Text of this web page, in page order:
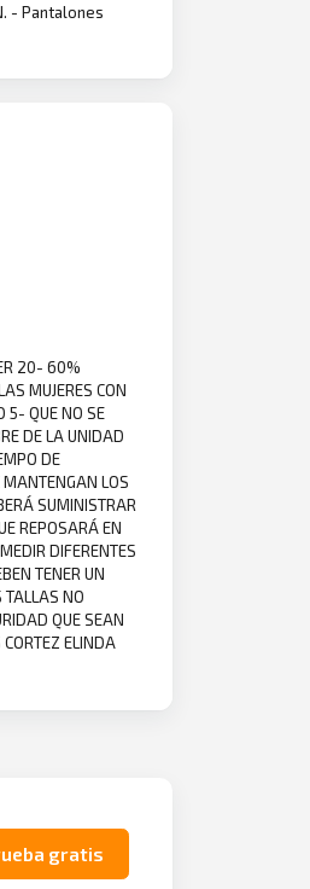
- Pantalones
20- 60%
MUJERES CON
5- QUE NO SE
DE LA UNIDAD
DE
MANTENGAN LOS
SUMINISTRAR
REPOSARÁ EN
DIFERENTES
TENER UN
TALLAS NO
QUE SEAN
ELINDA
gratis